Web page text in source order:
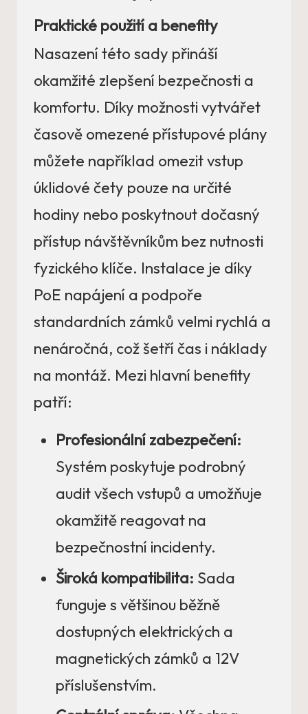
Praktické použití a benefity
Nasazení této sady přináší
okamžité zlepšení bezpečnosti a
komfortu. Díky možnosti vytvářet
časově omezené přístupové plány
můžete například omezit vstup
úklidové čety pouze na určité
hodiny nebo poskytnout dočasný
přístup návštěvníkům bez nutnosti
fyzického klíče. Instalace je díky
PoE napájení a podpoře
standardních zámků velmi rychlá a
nenáročná, což šetří čas i náklady
na montáž. Mezi hlavní benefity
patří:
Profesionální zabezpečení:
Systém poskytuje podrobný
audit všech vstupů a umožňuje
okamžitě reagovat na
bezpečnostní incidenty.
Široká kompatibilita: Sada
funguje s většinou běžně
dostupných elektrických a
magnetických zámků a 12V
příslušenstvím.